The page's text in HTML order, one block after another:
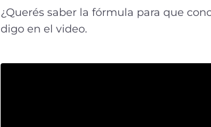
¿Querés saber la fórmula para que
digo en el video.